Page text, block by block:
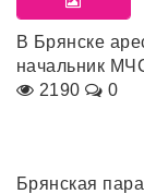
В Брянске
начальник
2190
0
Брянская